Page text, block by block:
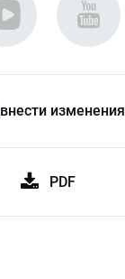
внести изменения
PDF